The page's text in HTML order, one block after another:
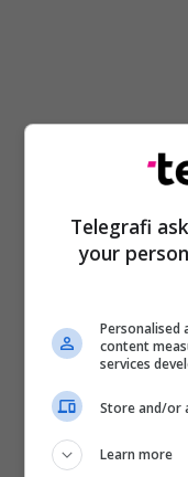
Telegrafi
your
Personalised
content
services
Store and/or
Learn more